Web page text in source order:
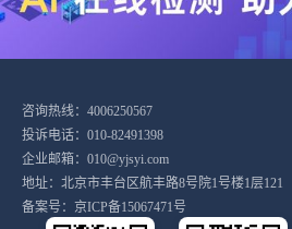
咨询热线：4006250567
投诉电话：010-82491398
企业邮箱：010@yjsyi.com
地址：北京市丰台区航丰路8号院1号楼1层121
备案号： 京ICP备15067471号